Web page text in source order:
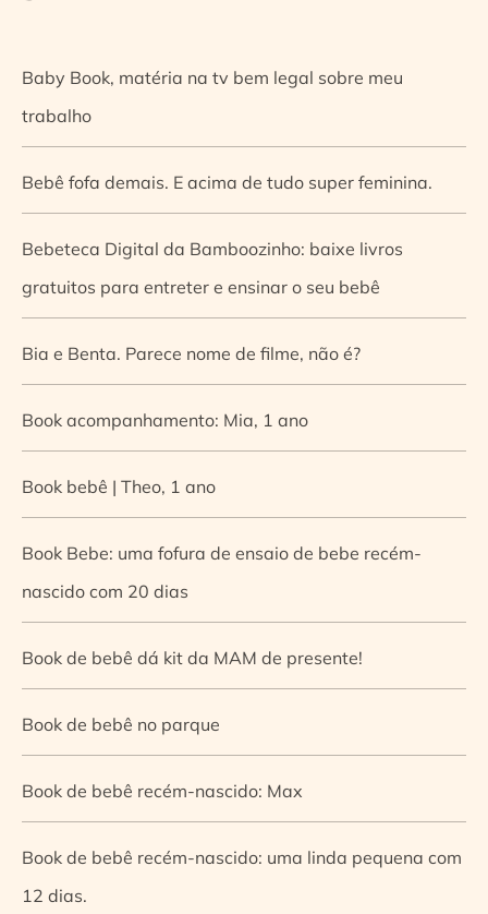
Baby Book, matéria na tv bem legal sobre meu
trabalho
Bebê fofa demais. E acima de tudo super feminina.
Bebeteca Digital da Bamboozinho: baixe livros
gratuitos para entreter e ensinar o seu bebê
Bia e Benta. Parece nome de filme, não é?
Book acompanhamento: Mia, 1 ano
Book bebê | Theo, 1 ano
Book Bebe: uma fofura de ensaio de bebe recém-
nascido com 20 dias
Book de bebê dá kit da MAM de presente!
Book de bebê no parque
Book de bebê recém-nascido: Max
Book de bebê recém-nascido: uma linda pequena com
12 dias.